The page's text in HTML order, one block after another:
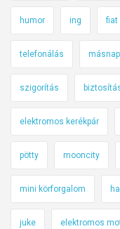
humor ing fiat
telefonálás
szigorítás
elektromos kerékpár
pötty mooncity
mini körforgalom
juke elektromos